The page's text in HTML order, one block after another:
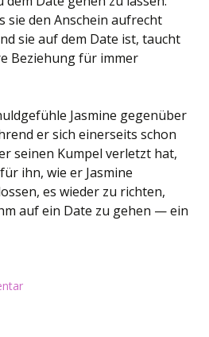
sie den Anschein aufrecht
sie auf dem Date ist, taucht
Beziehung für immer
Jasmine gegenüber
er sich einerseits schon
seinen Kumpel verletzt hat,
ihn, wie er Jasmine
es wieder zu richten,
auf ein Date zu gehen — ein
haben ist nie genug